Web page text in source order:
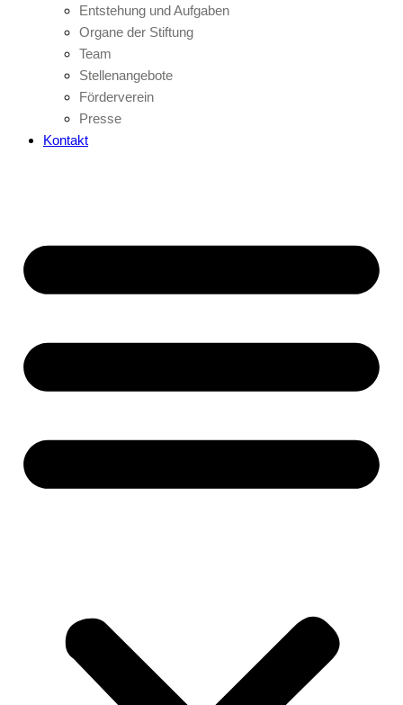
Entstehung und Aufgaben
Organe der Stiftung
Team
Stellenangebote
Förderverein
Presse
Kontakt